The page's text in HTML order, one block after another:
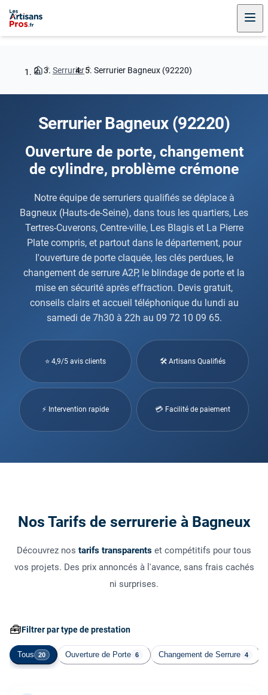
Serrurier Serrurier Bagneux (92220)
Serrurier Bagneux (92220)
Ouverture de porte, changement
de cylindre, problème crémone
Notre équipe de serruriers qualifiés se déplace à
Bagneux (Hauts-de-Seine), dans tous les quartiers, Les
Tertres-Cuverons, Centre-ville, Les Blagis et La Pierre
Plate compris, et partout dans le département, pour
l'ouverture de porte claquée, les clés perdues, le
changement de serrure A2P, le blindage de porte et la
mise en sécurité après effraction. Devis gratuit,
conseils clairs et accueil téléphonique du lundi au
samedi de 7h30 à 22h au 09 72 10 09 65.
⭐ 4,9/5 avis clients 🛠 Artisans Qualifiés
⚡ Intervention rapide 💳 Facilité de paiement
Nos Tarifs de serrurerie à Bagneux
Découvrez nos tarifs transparents et compétitifs pour tous
vos projets. Des prix annoncés à l'avance, sans frais cachés
ni surprises.
🧰Filtrer par type de prestation
Tous 20 Ouverture de Porte 6 Changement de Serrure 4